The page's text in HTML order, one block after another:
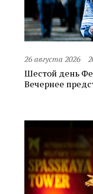
26 августа 2026
Шестой день
Вечернее